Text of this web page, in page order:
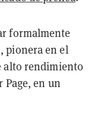
formalmente
pionera en el
alto rendimiento
Page, en un